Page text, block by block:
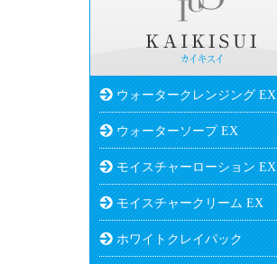
ウォータークレンジング EX
ウォーターソープ EX
モイスチャーローション EX
モイスチャークリーム EX
ホワイトクレイパック